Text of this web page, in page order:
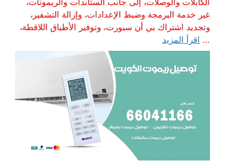
الكابلات والوصلات، إلى جانب الستاندات والريموتات،
غير خدمة البرمجة وضبط الإعدادات، وإزالة التشفير،
وتجديد اشتراك بي أن سبورت، وتوفير الأطباق اللاقطة،
... اقرأ المزيد